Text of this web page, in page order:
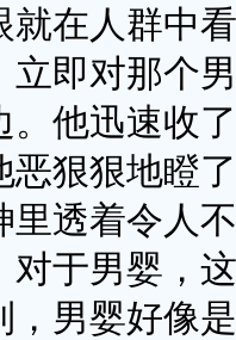
就在人群中
立即对那个
。他迅速收
狠地瞪了
里透着令人
男婴，这
，男婴好像